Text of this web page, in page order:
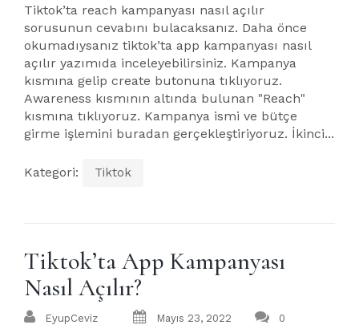
Tiktok’ta reach kampanyası nasıl açılır
sorusunun cevabını bulacaksanız. Daha önce
okumadıysanız tiktok’ta app kampanyası nasıl
açılır yazımıda inceleyebilirsiniz. Kampanya
kısmına gelip create butonuna tıklıyoruz.
Awareness kısmının altında bulunan "Reach"
kısmına tıklıyoruz. Kampanya ismi ve bütçe
girme işlemini buradan gerçekleştiriyoruz. İkinci...
Kategori: Tiktok
Tiktok’ta App Kampanyası
Nasıl Açılır?
EyupCeviz Mayıs 23, 2022
0